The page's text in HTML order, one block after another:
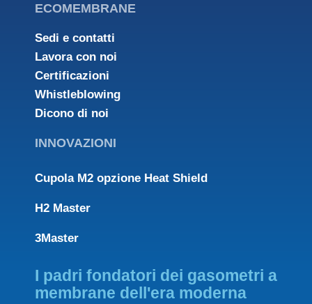
ECOMEMBRANE
Sedi e contatti
Lavora con noi
Certificazioni
Whistleblowing
Dicono di noi
INNOVAZIONI
Cupola M2 opzione Heat Shield
H2 Master
3Master
I padri fondatori dei gasometri a
membrane dell'era moderna